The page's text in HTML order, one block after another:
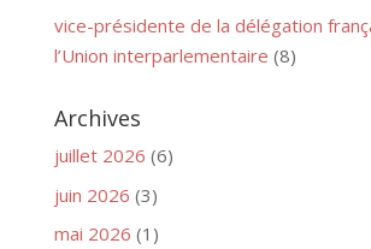
vice-présidente de la délégation
l’Union interparlementaire (8)
Archives
juillet 2026 (6)
juin 2026 (3)
mai 2026 (1)